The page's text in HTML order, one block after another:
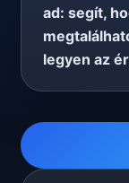
ad: segít,
legyen az